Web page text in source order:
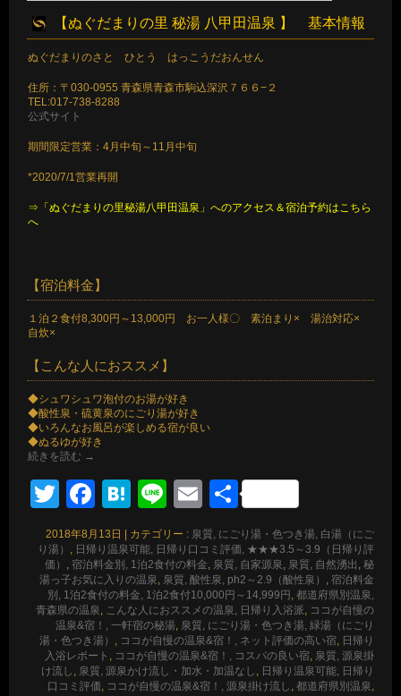
【ぬぐだまりの里 秘湯 八甲田温泉 】 基本情報
ぬぐだまりのさと ひとう はっこうだおんせん
住所：〒030-0955 青森県青森市駒込深沢７６６−２
TEL:017-738-8288
公式サイト
期間限定営業：4月中旬～11月中旬
*2020/7/1営業再開
⇒「ぬぐだまりの里秘湯八甲田温泉」へのアクセス＆宿泊予約はこちら
へ
【宿泊料金】
１泊２食付8,300円～13,000円 お一人様〇 素泊まり× 湯治対応×
自炊×
【こんな人におススメ】
◆シュワシュワ泡付のお湯が好き
◆酸性泉・硫黄泉のにごり湯が好き
◆いろんなお風呂が楽しめる宿が良い
◆ぬるゆが好き
続きを読む →
TwitterFacebook
Hatena
LineEmail
共
有
2018年8月13日 | カテゴリー : 泉質, にごり湯・色つき湯, 白湯（にご
り湯）
日帰り温泉可能, 日帰り口コミ評価, ★★★3.5～3.9（日帰り評
価）
宿泊料金別, 1泊2食付の料金 泉質, 自家源泉 泉質, 自然湧出 秘
湯っ子お気に入りの温泉 泉質, 酸性泉, ph2～2.9（酸性泉）
宿泊料金
別, 1泊2食付の料金, 1泊2食付10,000円～14,999円 都道府県別温泉,
青森県の温泉
こんな人におススメの温泉, 日帰り入浴派
ココが自慢の
温泉&宿！, 一軒宿の秘湯 泉質, にごり湯・色つき湯, 緑湯（にごり
湯・色つき湯）
ココが自慢の温泉&宿！, ネット評価の高い宿 日帰り
入浴レポート
ココが自慢の温泉&宿！, コスパの良い宿 泉質, 源泉掛
け流し
泉質, 源泉かけ流し・加水・加温なし
日帰り温泉可能, 日帰り
口コミ評価
ココが自慢の温泉&宿！, 源泉掛け流し 都道府県別温泉